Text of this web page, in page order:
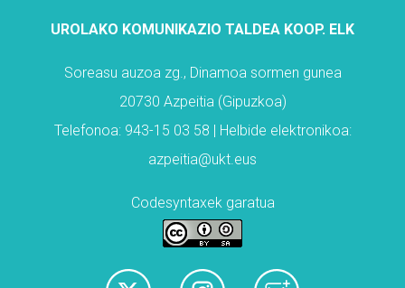
UROLAKO KOMUNIKAZIO TALDEA KOOP. ELK
Soreasu auzoa zg., Dinamoa sormen gunea
20730 Azpeitia (Gipuzkoa)
Telefonoa: 943-15 03 58 | Helbide elektronikoa:
azpeitia@ukt.eus
Codesyntaxek garatua